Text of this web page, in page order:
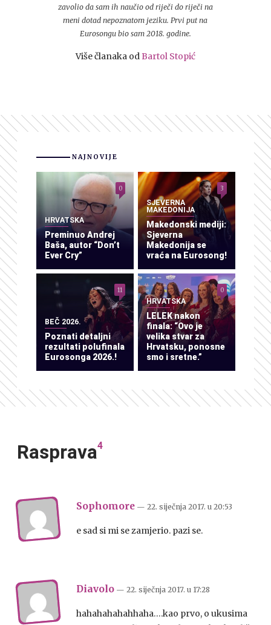
zavolio da sam ih naučio od riječi do riječi na
meni dotad nepoznatom jeziku. Prvi put na
Eurosongu bio sam 2018. godine.
Više članaka odBartol Stopić
NAJNOVIJE
HRVATSKA
Preminuo Andrej
Baša, autor “Don’t
Ever Cry”
0
SJEVERNA
MAKEDONIJA
Makedonski mediji:
Sjeverna
Makedonija se
vraća na Eurosong!
3
BEČ 2026.
Poznati detaljni
rezultati polufinala
Eurosonga 2026.!
11
HRVATSKA
LELEK nakon
finala: “Ovo je
velika stvar za
Hrvatsku, ponosne
smo i sretne.”
0
Rasprava4
Sophomore — 22. siječnja 2017. u 20:53
e sad si mi se zamjerio. pazi se.
Diavolo — 22. siječnja 2017. u 17:28
hahahahahahhaha….kao prvo, o ukusima